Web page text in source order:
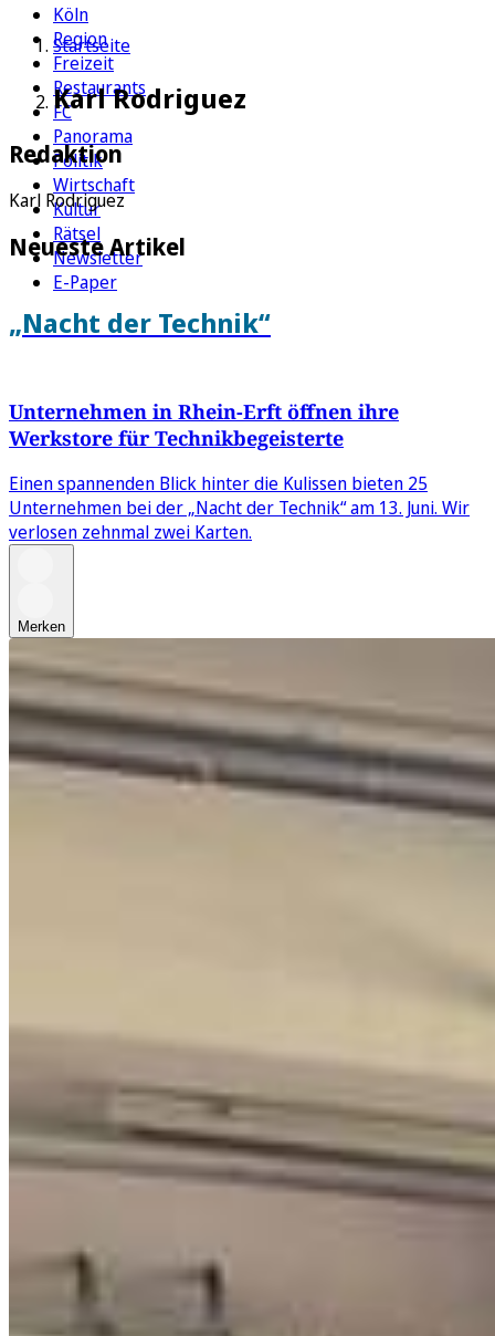
Köln
Region
Freizeit
Restaurants
FC
Panorama
Politik
Wirtschaft
Kultur
Rätsel
Newsletter
E-Paper
Startseite
Karl Rodriguez
Redaktion
Karl Rodriguez
Neueste Artikel
„Nacht der Technik“
Unternehmen in Rhein-Erft öffnen ihre
Werkstore für Technikbegeisterte
Einen spannenden Blick hinter die Kulissen bieten 25
Unternehmen bei der „Nacht der Technik“ am 13. Juni. Wir
verlosen zehnmal zwei Karten.
Merken